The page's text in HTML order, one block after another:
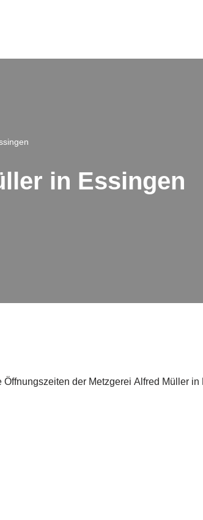
in Essingen
der Metzgerei Alfred Müller in